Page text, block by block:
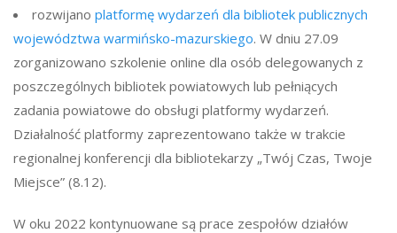
rozwijano platformę wydarzeń dla bibliotek publicznych
województwa warmińsko-mazurskiego. W dniu 27.09
zorganizowano szkolenie online dla osób delegowanych z
poszczególnych bibliotek powiatowych lub pełniących
zadania powiatowe do obsługi platformy wydarzeń.
Działalność platformy zaprezentowano także w trakcie
regionalnej konferencji dla bibliotekarzy „Twój Czas, Twoje
Miejsce” (8.12).
W oku 2022 kontynuowane są prace zespołów działów